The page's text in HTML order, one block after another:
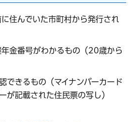
住んでいた市町村から発行され
金番号がわかるもの（20歳から
できるもの（マイナンバーカード
が記載された住民票の写し）